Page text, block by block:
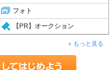
フォト
【PR】オークション
もっと見る